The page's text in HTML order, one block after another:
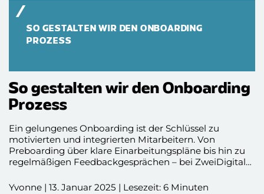
SO GESTALTEN WIR DEN ONBOARDING
PROZESS
So gestalten wir den Onboarding
Prozess
Ein gelungenes Onboarding ist der Schlüssel zu
motivierten und integrierten Mitarbeitern. Von
Preboarding über klare Einarbeitungspläne bis hin zu
regelmäßigen Feedbackgesprächen – bei ZweiDigital
reibungslose Integration und stärken die
Yvonne | 13. Januar 2025 | Lesezeit: 6 Minuten